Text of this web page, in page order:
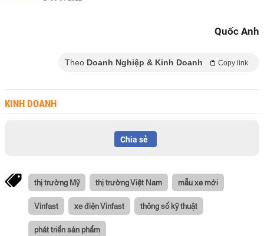
Quốc Anh
Theo Doanh Nghiệp & Kinh Doanh Copy link
KINH DOANH
Chia sẻ
thị trường Mỹ thị trường Việt Nam mẫu xe mới
Vinfast xe điện Vinfast thông số kỹ thuật
phát triển sản phẩm